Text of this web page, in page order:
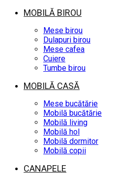
MOBILĂ BIROU
Mese birou
Dulapuri birou
Mese cafea
Cuiere
Tumbe birou
MOBILĂ CASĂ
Mese bucătărie
Mobilă bucătărie
Mobilă living
Mobilă hol
Mobilă dormitor
Mobilă copii
CANAPELE